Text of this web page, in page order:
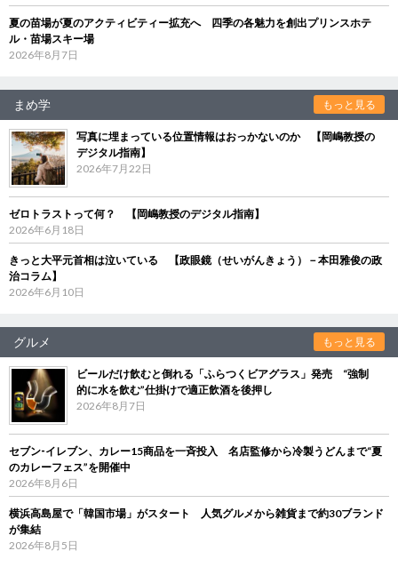
夏の苗場が夏のアクティビティー拡充へ 四季の各魅力を創出プリンスホテ
ル・苗場スキー場
2026年8月7日
まめ学 もっと見る
写真に埋まっている位置情報はおっかないのか 【岡嶋教授の
デジタル指南】
2026年7月22日
ゼロトラストって何？ 【岡嶋教授のデジタル指南】
2026年6月18日
きっと大平元首相は泣いている 【政眼鏡（せいがんきょう）－本田雅俊の政
治コラム】
2026年6月10日
グルメ もっと見る
ビールだけ飲むと倒れる「ふらつくビアグラス」発売 “強制
的に水を飲む”仕掛けで適正飲酒を後押し
2026年8月7日
セブン‐イレブン、カレー15商品を一斉投入 名店監修から冷製うどんまで“夏
のカレーフェス”を開催中
2026年8月6日
横浜高島屋で「韓国市場」がスタート 人気グルメから雑貨まで約30ブランド
が集結
2026年8月5日